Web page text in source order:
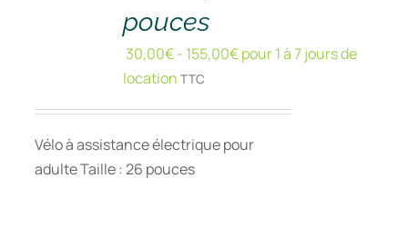
pouces
30,00€- 155,00€pour 1 à 7 jours de
location TTC
Vélo à assistance électrique pour
adulte Taille : 26 pouces